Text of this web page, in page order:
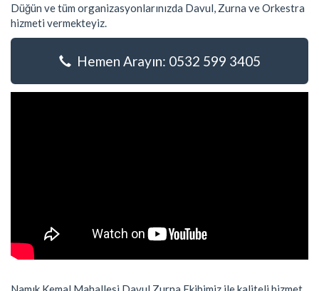
Düğün ve tüm organizasyonlarınızda Davul, Zurna ve Orkestra
hizmeti vermekteyiz.
Hemen Arayın: 0532 599 3405